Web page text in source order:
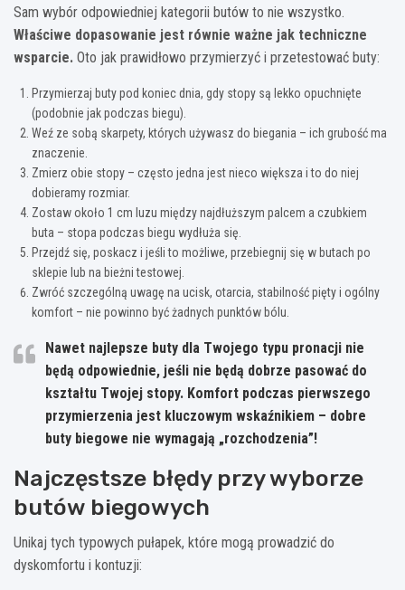
Sam wybór odpowiedniej kategorii butów to nie wszystko.
Właściwe dopasowanie jest równie ważne jak techniczne
wsparcie. Oto jak prawidłowo przymierzyć i przetestować buty:
Przymierzaj buty pod koniec dnia, gdy stopy są lekko opuchnięte
(podobnie jak podczas biegu).
Weź ze sobą skarpety, których używasz do biegania – ich grubość ma
znaczenie.
Zmierz obie stopy – często jedna jest nieco większa i to do niej
dobieramy rozmiar.
Zostaw około 1 cm luzu między najdłuższym palcem a czubkiem
buta – stopa podczas biegu wydłuża się.
Przejdź się, poskacz i jeśli to możliwe, przebiegnij się w butach po
sklepie lub na bieżni testowej.
Zwróć szczególną uwagę na ucisk, otarcia, stabilność pięty i ogólny
komfort – nie powinno być żadnych punktów bólu.
Nawet najlepsze buty dla Twojego typu pronacji nie
będą odpowiednie, jeśli nie będą dobrze pasować do
kształtu Twojej stopy. Komfort podczas pierwszego
przymierzenia jest kluczowym wskaźnikiem – dobre
buty biegowe nie wymagają „rozchodzenia”!
Najczęstsze błędy przy wyborze
butów biegowych
Unikaj tych typowych pułapek, które mogą prowadzić do
dyskomfortu i kontuzji: